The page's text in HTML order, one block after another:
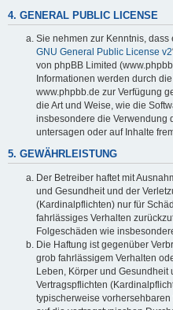
4. GENERAL PUBLIC LICENSE
Sie nehmen zur Kenntnis, dass
GNU General Public License v2
von phpBB Limited
Informationen werden durch
www.phpbb.de zur Verfügung
die Art und Weise, wie die
insbesondere die Verwendung
untersagen oder auf Inhalte
5. GEWÄHRLEISTUNG
Der Betreiber haftet mit
und Gesundheit und der
(Kardinalpflichten) nur für
fahrlässiges Verhalten
Folgeschäden wie
Die Haftung ist gegenüber
grob fahrlässigem Verhalten
Leben, Körper und
Vertragspflichten
typischerweise